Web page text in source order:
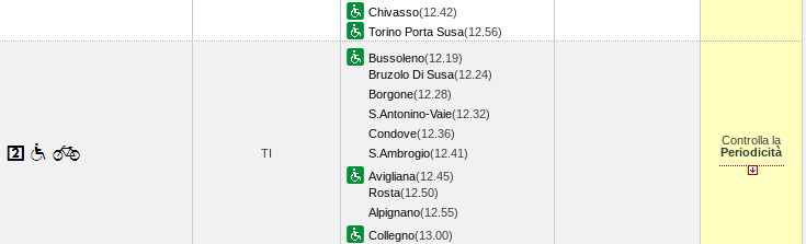
Chivasso(12.42)
Torino Porta Susa(12.56)
TI
Bussoleno(12.19)
Bruzolo Di Susa(12.24)
Borgone(12.28)
S.Antonino-Vaie(12.32)
Condove(12.36)
S.Ambrogio(12.41)
Avigliana(12.45)
Rosta(12.50)
Alpignano(12.55)
Collegno(13.00)
Controlla la
Periodicità